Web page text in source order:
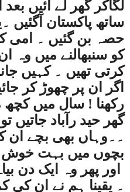
لگاکر گھر لے آئیں
ساتھ پاکستان آگئیں
حصہ بن گئیں ۔ امی
کو سنبھالنے میں وہ
کرتی تھیں ۔ کہیں جانا
اگر ان پر چھوڑ کر
رکھنا ! سال میں کچھ
گھر حید رآباد جاتیں
۔۔وہاں بھی بچے ان
بچوں میں بہت خوش
اور پھر وہ ایک دن
۔ یقینا ہم نے ان